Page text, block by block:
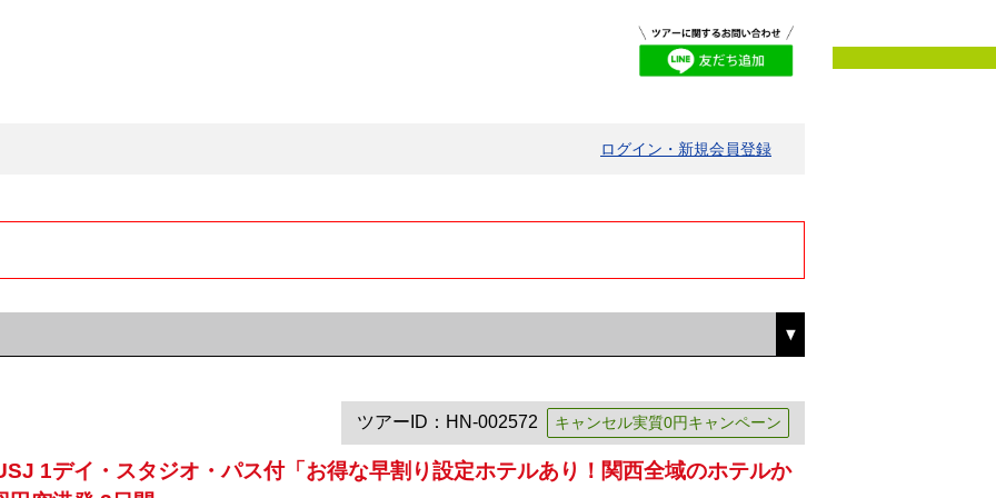
ログイン・新規会員登録
ツアーID：HN-002572 キャンセル実質0円キャンペーン
1デイ・スタジオ・パス付「お得な早割り設定ホテルあり！関西全域のホテルか